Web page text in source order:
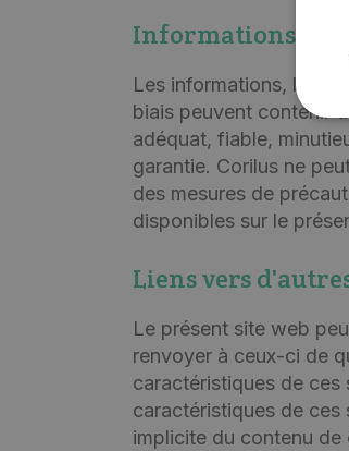
Informations
Les informations,
biais peuvent contenir
adéquat, fiable,
garantie. Corilus ne
des mesures de
disponibles sur le
Liens vers
Le présent site web
renvoyer à ceux-ci de
caractéristiques de
caractéristiques de ces
implicite du contenu